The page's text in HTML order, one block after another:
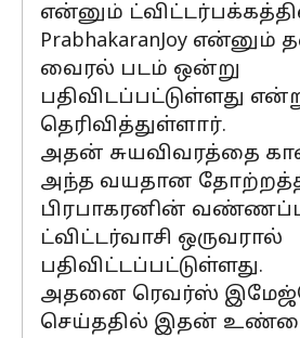
என்னும்
PrabhakaranJoy
வைரல் படம் ஒன்று
பதிவிடப்பட்டுள்ளது
தெரிவித்துள்ளார்.
அதன் சுயவிவரத்தை
அந்த வயதான
பிரபாகரனின்
ட்விட்டர்வாசி ஒருவரால்
பதிவிட்டப்பட்டுள்ளது.
அதனை ரெவர்ஸ்
செய்ததில் இதன்